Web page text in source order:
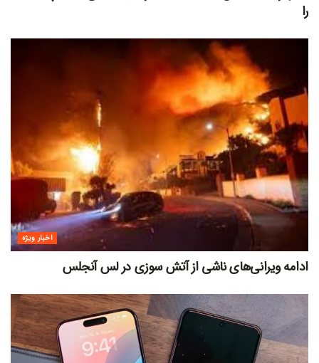
را
اخبار ویژه
ادامه ویرانی‌های ناشی از آتش سوزی در لس آنجلس